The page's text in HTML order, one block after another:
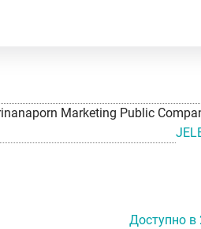
Marketing Public
Доступно в